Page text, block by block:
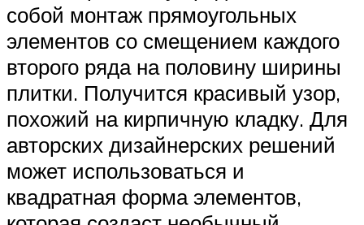
собой монтаж прямоугольных
элементов со смещением каждого
второго ряда на половину ширины
плитки. Получится красивый узор,
похожий на кирпичную кладку. Для
авторских дизайнерских решений
может использоваться и
квадратная форма элементов,